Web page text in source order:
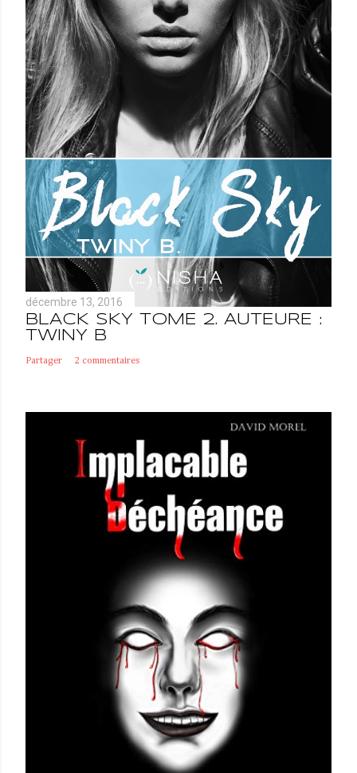
décembre 13, 2016
BLACK SKY TOME 2. AUTEURE :
TWINY B
Partager 2 commentaires